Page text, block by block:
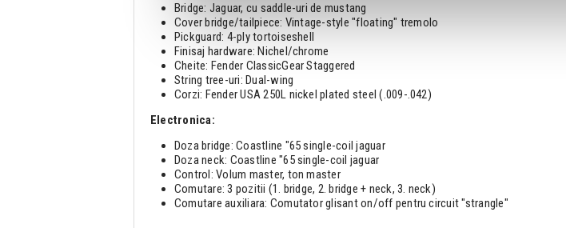
Bridge: Jaguar, cu saddle-uri de mustang
Cover bridge/tailpiece: Vintage-style "floating" tremolo
Pickguard: 4-ply tortoiseshell
Finisaj hardware: Nichel/chrome
Cheite: Fender ClassicGear Staggered
String tree-uri: Dual-wing
Corzi: Fender USA 250L nickel plated steel (.009-.042)
Electronica:
Doza bridge: Coastline "65 single-coil jaguar
Doza neck: Coastline "65 single-coil jaguar
Control: Volum master, ton master
Comutare: 3 pozitii (1. bridge, 2. bridge + neck, 3. neck)
Comutare auxiliara: Comutator glisant on/off pentru circuit "strangle"